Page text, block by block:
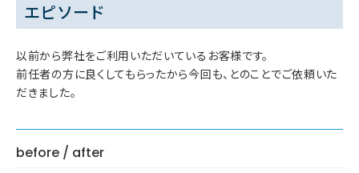
エピソード
以前から弊社をご利用いただいているお客様です。
前任者の方に良くしてもらったから今回も、とのことでご依頼いた
だきました。
before / after